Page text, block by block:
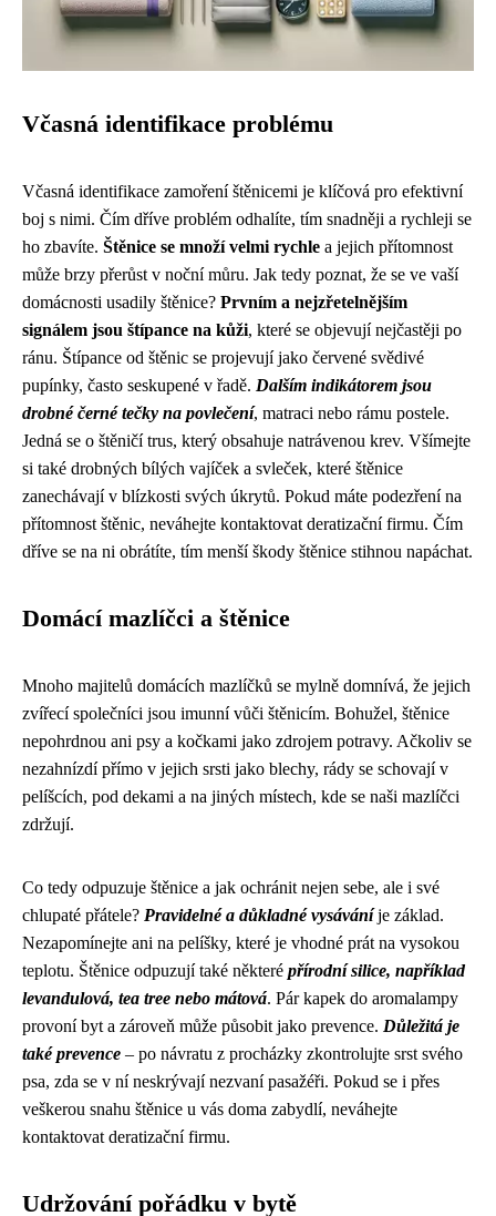
Včasná identifikace problému
Včasná identifikace zamoření štěnicemi je klíčová pro efektivní
boj s nimi. Čím dříve problém odhalíte, tím snadněji a rychleji se
ho zbavíte. Štěnice se množí velmi rychle a jejich přítomnost
může brzy přerůst v noční můru. Jak tedy poznat, že se ve vaší
domácnosti usadily štěnice? Prvním a nejzřetelnějším
signálem jsou štípance na kůži, které se objevují nejčastěji po
ránu. Štípance od štěnic se projevují jako červené svědivé
pupínky, často seskupené v řadě. Dalším indikátorem jsou
drobné černé tečky na povlečení, matraci nebo rámu postele.
Jedná se o štěničí trus, který obsahuje natrávenou krev. Všímejte
si také drobných bílých vajíček a svleček, které štěnice
zanechávají v blízkosti svých úkrytů. Pokud máte podezření na
přítomnost štěnic, neváhejte kontaktovat deratizační firmu. Čím
dříve se na ni obrátíte, tím menší škody štěnice stihnou napáchat.
Domácí mazlíčci a štěnice
Mnoho majitelů domácích mazlíčků se mylně domnívá, že jejich
zvířecí společníci jsou imunní vůči štěnicím. Bohužel, štěnice
nepohrdnou ani psy a kočkami jako zdrojem potravy. Ačkoliv se
nezahnízdí přímo v jejich srsti jako blechy, rády se schovají v
pelíšcích, pod dekami a na jiných místech, kde se naši mazlíčci
zdržují.
Co tedy odpuzuje štěnice a jak ochránit nejen sebe, ale i své
chlupaté přátele? Pravidelné a důkladné vysáváníje základ.
Nezapomínejte ani na pelíšky, které je vhodné prát na vysokou
teplotu. Štěnice odpuzují také některé přírodní silice, například
levandulová, tea tree nebo mátová. Pár kapek do aromalampy
provoní byt a zároveň může působit jako prevence. Důležitá je
také prevence – po návratu z procházky zkontrolujte srst svého
psa, zda se v ní neskrývají nezvaní pasažéři. Pokud se i přes
veškerou snahu štěnice u vás doma zabydlí, neváhejte
kontaktovat deratizační firmu.
Udržování pořádku v bytě